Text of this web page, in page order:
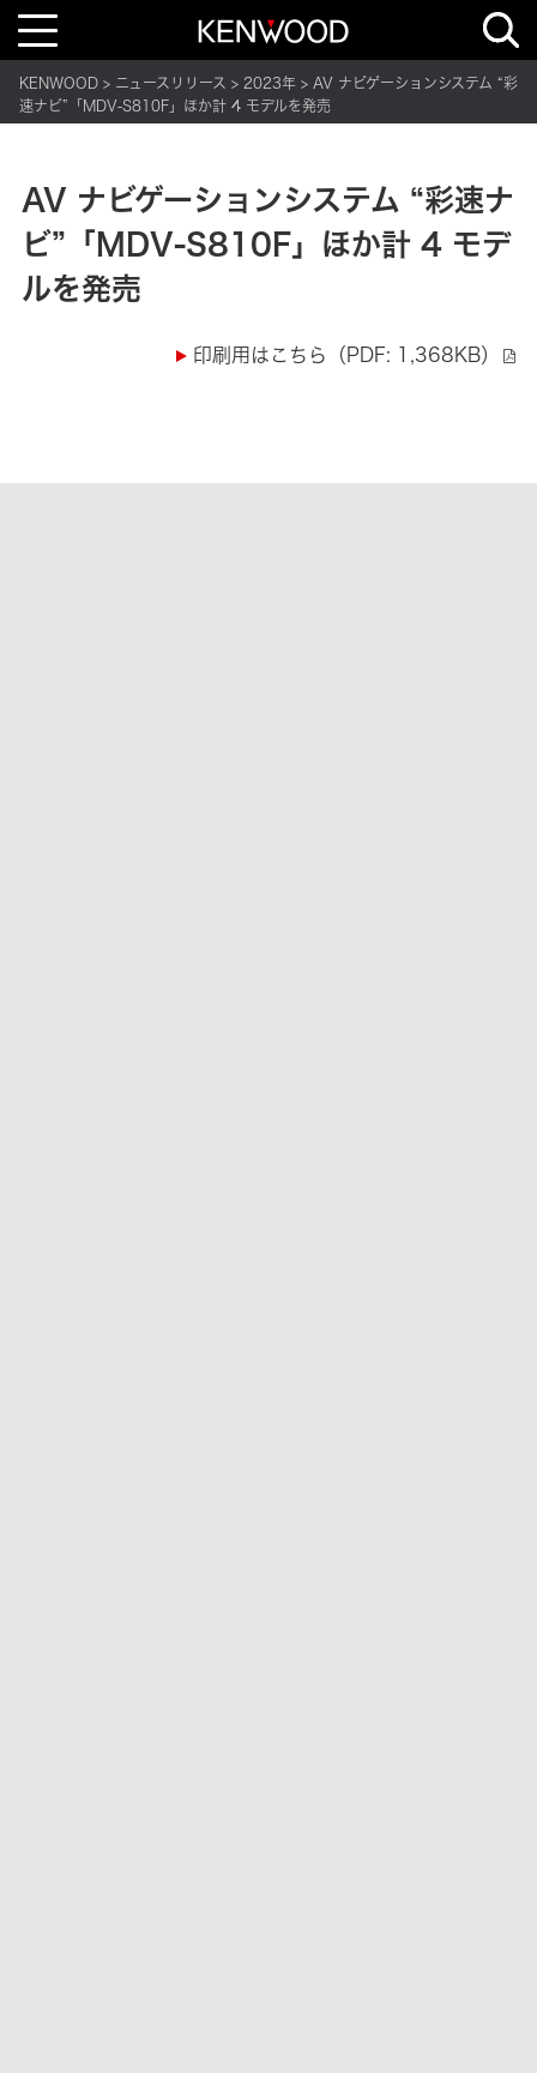
T
l
e
n
g
a
i
o
n
KENWOOD ニュースリリース 2023年
AV ナビゲーションシステム “彩
速ナビ”「MDV-S810F」ほか計 4 モデルを発売
AV ナビゲーションシステム “彩速ナ
ビ”「MDV-S810F」ほか計 4 モデ
ルを発売
印刷用はこちら（PDF: 1,368KB）